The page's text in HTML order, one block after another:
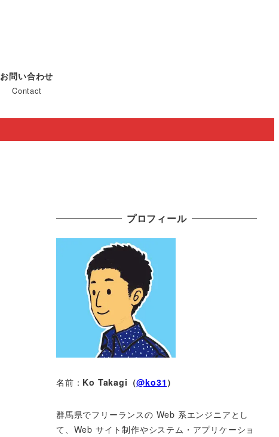
お問い合わせ
Contact
プロフィール
名前： Ko Takagi（@ko31 ）
群馬県でフリーランスの Web 系エンジニアとし
て、Web サイト制作やシステム・アプリケーショ